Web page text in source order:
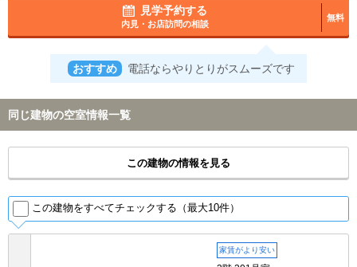
見学予約する
内見・お店訪問の相談
無料
おすすめ 電話ならやりとりがスムーズです
同じ建物の空室情報一覧
この建物の情報を見る
この建物をすべてチェックする（最大10件）
家賃がより安い